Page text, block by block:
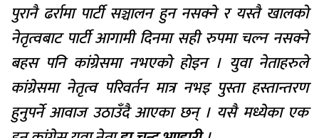
पुरानै ढर्रामा पार्टी सञ्चालन हुन नसक्ने र यस्तै खालको
नेतृत्वबाट पार्टी आगामी दिनमा सही रुपमा चल्न नसक्ने
बहस पनि कांग्रेसमा नभएको होइन । युवा नेताहरुले
कांग्रेसमा नेतृत्व परिवर्तन मात्र नभइ पुस्ता हस्तान्तरण
हुनुपर्ने आवाज उठाउँदै आएका छन् । यसै मध्येका एक